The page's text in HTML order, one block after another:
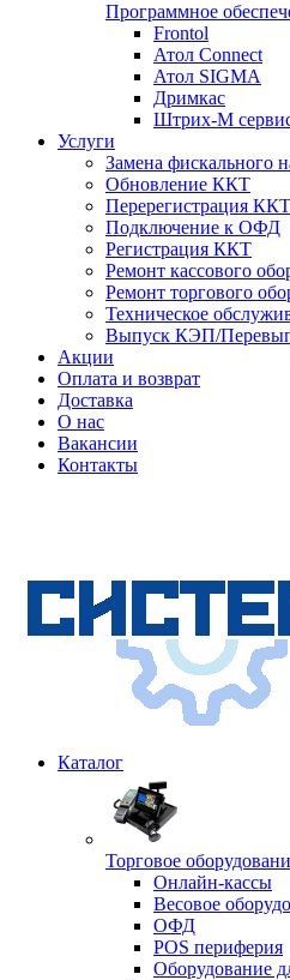
Программное
Frontol
Атол Connect
Атол SIGMA
Дримкас
Штрих-М
Услуги
Замена фискального
Обновление ККТ
Перерегистрация ККТ
Подключение к ОФД
Регистрация ККТ
Ремонт кассового
Ремонт торгового
Техническое
Выпуск КЭП/
Акции
Оплата и возврат
Доставка
О нас
Вакансии
Контакты
Каталог
Торговое
Онлайн-кассы
Весовое
ОФД
POS периферия
Оборудование